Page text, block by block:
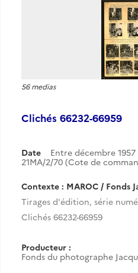
56 medias
Clichés 66232-66959
Date Entre décembre
21MA/2/70 (Cote de
Contexte : MAROC / Fonds
Tirages d'édition, série
Clichés 66232-66959
Producteur :
Fonds du photographe